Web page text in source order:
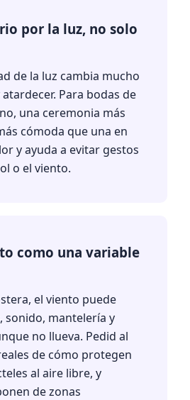
por la luz, no solo
de la luz cambia mucho
Para bodas de
una ceremonia más
cómoda que una en
y ayuda a evitar gestos
o el viento.
como una variable
el viento puede
sonido, mantelería y
no llueva. Pedid al
de cómo protegen
al aire libre, y
de zonas